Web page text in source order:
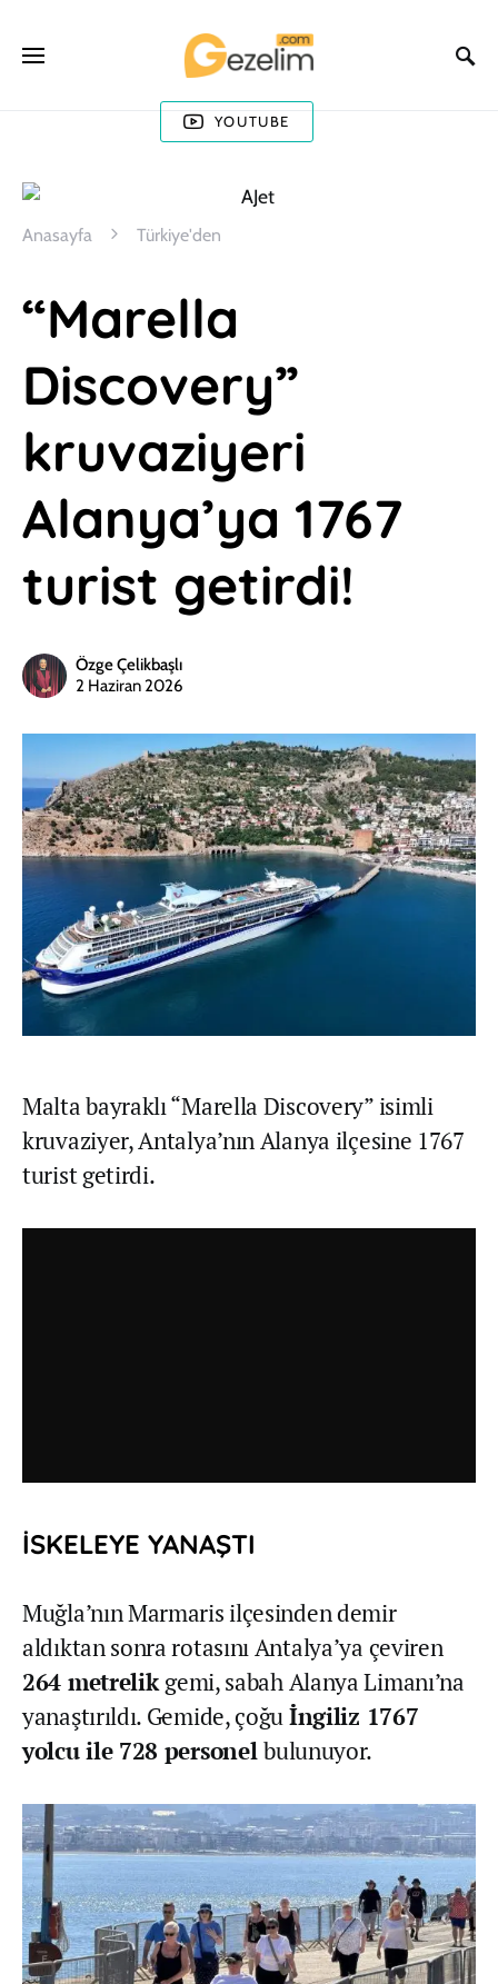
YOUTUBE
Anasayfa Türkiye'den
“Marella
Discovery”
kruvaziyeri
Alanya’ya 1767
turist getirdi!
Özge Çelikbaşlı
2 Haziran 2026
Malta bayraklı “Marella Discovery” isimli
kruvaziyer, Antalya’nın Alanya ilçesine 1767
turist getirdi.
İSKELEYE YANAŞTI
Muğla’nın Marmaris ilçesinden demir
aldıktan sonra rotasını Antalya’ya çeviren
264 metrelikgemi, sabah Alanya Limanı’na
yanaştırıldı. Gemide, çoğuİngiliz 1767
yolcu ile 728 personelbulunuyor.